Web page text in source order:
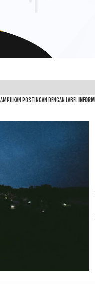
TAMPILKAN POSTINGAN DENGAN LABEL